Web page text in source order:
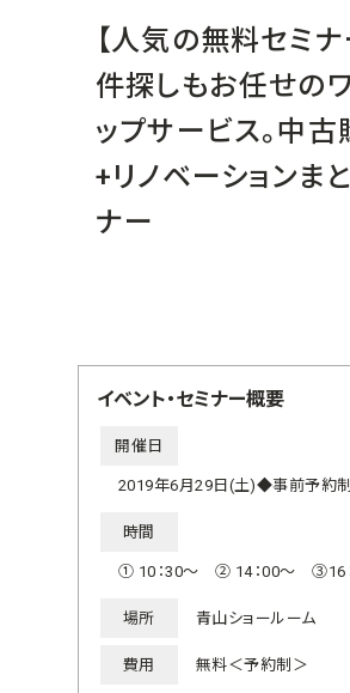
【人気の無料セミナ
件探しもお任せの
ップサービス。中古
+リノベーションま
ナー
イベント・セミナー概要
開催日
2019年6月29日(土)◆事前予約制
時間
① 10：30～ ② 14：00～ ③16
場所 青山ショールーム
費用 無料＜予約制＞